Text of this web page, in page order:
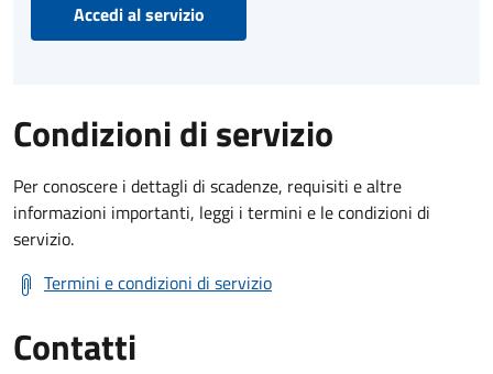
Accedi al servizio
Condizioni di servizio
Per conoscere i dettagli di scadenze, requisiti e altre
informazioni importanti, leggi i termini e le condizioni di
servizio.
Termini e condizioni di servizio
Contatti